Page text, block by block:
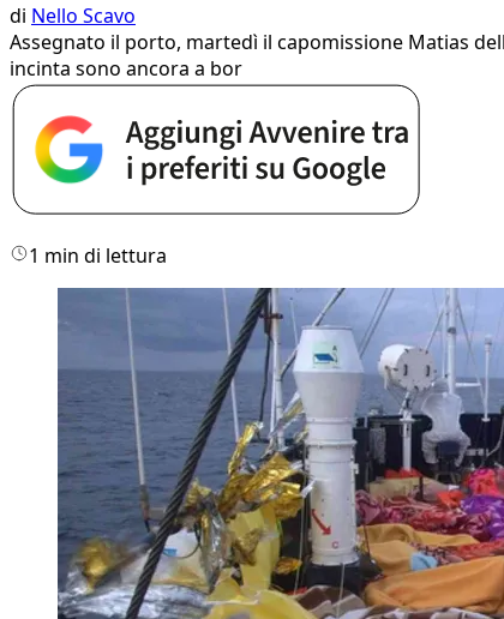
di Nello Scavo
Assegnato il porto, martedì il capomissione Matias
incinta sono ancora a bor
1 min di lettura